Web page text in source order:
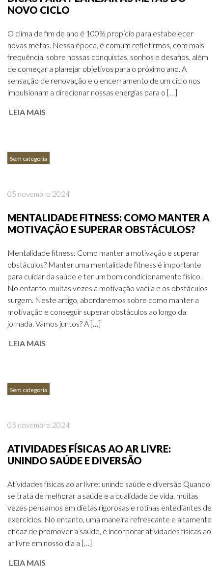
NOVO CICLO
O clima de fim de ano é 100% propício para estabelecer
novas metas. Nessa época, é comum refletirmos, com mais
frequência, sobre nossas conquistas, sonhos e desafios, além
de começar a planejar objetivos para o próximo ano. A
sensação de renovação e o encerramento de um ciclo nos
impulsionam a direcionar nossas energias para o […]
LEIA MAIS
Sem categoria
05 novembro 2024
MENTALIDADE FITNESS: COMO MANTER A
MOTIVAÇÃO E SUPERAR OBSTÁCULOS?
Mentalidade fitness: Como manter a motivação e superar
obstáculos? Manter uma mentalidade fitness é importante
para cuidar da saúde e ter um bom condicionamento físico.
No entanto, muitas vezes a motivação vacila e os obstáculos
surgem. Neste artigo, abordaremos sobre como manter a
motivação e conseguir superar obstáculos ao longo da
jornada. Vamos juntos? A […]
LEIA MAIS
Sem categoria
05 novembro 2024
ATIVIDADES FÍSICAS AO AR LIVRE:
UNINDO SAÚDE E DIVERSÃO
Atividades físicas ao ar livre: unindo saúde e diversão Quando
se trata de melhorar a saúde e a qualidade de vida, muitas
vezes pensamos em dietas rigorosas e rotinas entediantes de
exercícios. No entanto, uma maneira refrescante e altamente
eficaz de promover a saúde, é incorporar atividades físicas ao
ar livre em nosso dia a […]
LEIA MAIS